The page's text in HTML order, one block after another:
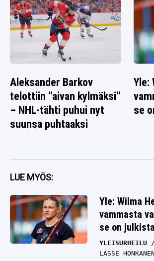
Aleksander Barkov
telottiin ”aivan kylmäksi”
– NHL-tähti puhui nyt
suunsa puhtaaksi
Yle:
se
LUE MYÖS:
Yle: Wilma
vammasta
se on
YLEISURHEILU
LASSE HONKANEN